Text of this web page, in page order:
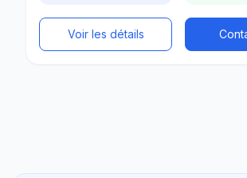
Voir les détails